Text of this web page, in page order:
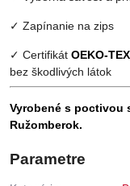
✓ Zapínanie na zips
✓ Certifikát OEKO-
bez škodlivých látok
Vyrobené s poctivou
Ružomberok.
Parametre